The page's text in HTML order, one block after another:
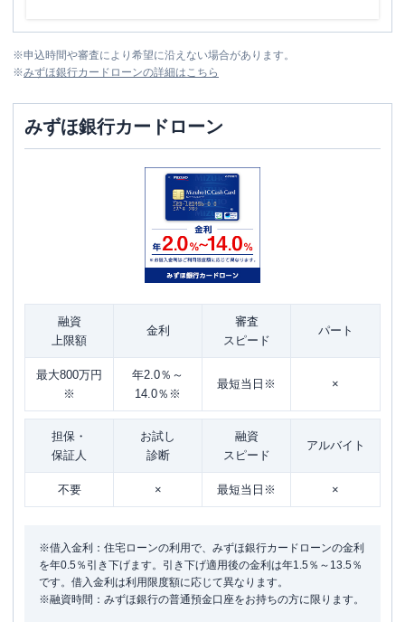
※申込時間や審査により希望に沿えない場合があります。
※みずほ銀行カードローンの詳細はこちら
みずほ銀行カードローン
融資
上限額
金利
審査
スピード
パート
最大800万円
※
年2.0％～
14.0％※
最短当日※ ×
担保・
保証人
お試し
診断
融資
スピード
アルバイト
不要 × 最短当日※ ×
※借入金利：住宅ローンの利用で、みずほ銀行カードローンの金利
を年0.5％引き下げます。引き下げ適用後の金利は年1.5％～13.5％
です。借入金利は利用限度額に応じて異なります。
※融資時間：みずほ銀行の普通預金口座をお持ちの方に限ります。